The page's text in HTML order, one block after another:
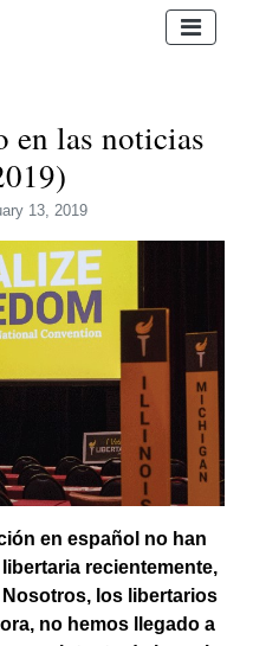
las noticias
13, 2019
en español no han
recientemente,
los libertarios
no hemos llegado a